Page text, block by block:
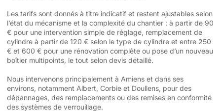
Les tarifs sont donnés à titre indicatif et restent ajustables selon
l’état du mécanisme et la complexité du chantier : à partir de 90
€ pour une intervention simple de réglage, remplacement de
cylindre à partir de 120 € selon le type de cylindre et entre 250
€ et 600 € pour une rénovation complète ou pose d’un nouveau
boîtier multipoints, le tout selon devis détaillé.
Nous intervenons principalement à Amiens et dans ses
environs, notamment Albert, Corbie et Doullens, pour des
dépannages, des remplacements ou des remises en conformité
des systèmes de verrouillage.